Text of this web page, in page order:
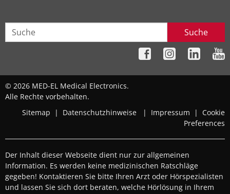
Suche
© 2026 MED-EL Medical Electronics.
Alle Rechte vorbehalten.
Sitemap
| Datenschutzhinweise | Impressum | Cookie
Preferences
Der Inhalt dieser Webseite dient nur zur allgemeinen
Information. Es werden keine medizinischen Ratschläge
gegeben! Kontaktieren Sie bitte Ihren Arzt oder Hörspezialisten
und lassen Sie sich dort beraten, welche Hörlösung in Ihrem